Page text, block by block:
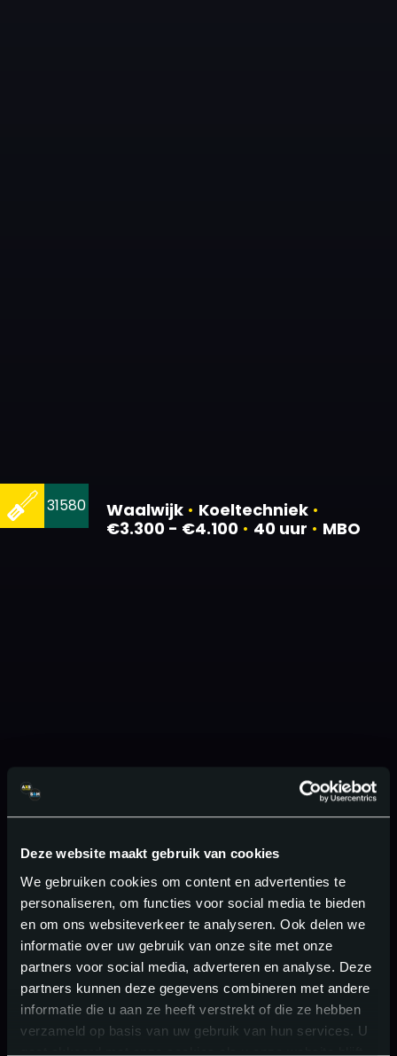
Deze website maakt gebruik van cookies
We gebruiken cookies om content en advertenties te
personaliseren, om functies voor social media te bieden
en om ons websiteverkeer te analyseren. Ook delen we
informatie over uw gebruik van onze site met onze
partners voor social media, adverteren en analyse. Deze
partners kunnen deze gegevens combineren met andere
informatie die u aan ze heeft verstrekt of die ze hebben
verzameld op basis van uw gebruik van hun services. U
gaat akkoord met onze cookies als u onze website blijft
Waalwijk • Koeltechniek •
€3.300 - €4.100 • 40 uur • MBO
31580